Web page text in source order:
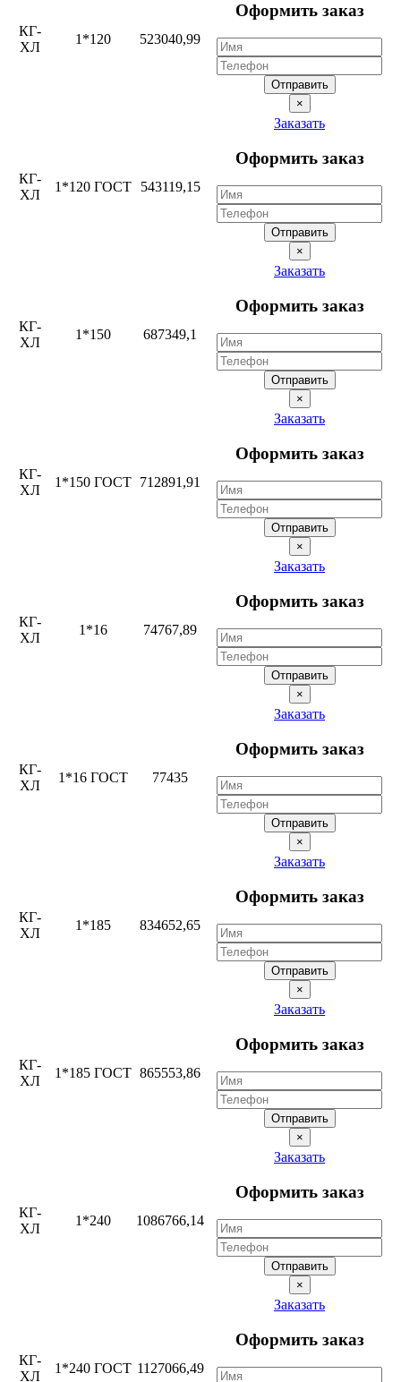
КГ-
ХЛ
1*120 523040,99
Оформить заказ
Отправить
×
КГ-
ХЛ
1*120 ГОСТ 543119,15
Заказать
Оформить заказ
Отправить
×
КГ-
ХЛ
1*150 687349,1
Заказать
Оформить заказ
Отправить
×
КГ-
ХЛ
1*150 ГОСТ 712891,91
Заказать
Оформить заказ
Отправить
×
КГ-
ХЛ
1*16 74767,89
Заказать
Оформить заказ
Отправить
×
КГ-
ХЛ
1*16 ГОСТ 77435
Заказать
Оформить заказ
Отправить
×
КГ-
ХЛ
1*185 834652,65
Заказать
Оформить заказ
Отправить
×
КГ-
ХЛ
1*185 ГОСТ 865553,86
Заказать
Оформить заказ
Отправить
×
КГ-
ХЛ
1*240 1086766,14
Заказать
Оформить заказ
Отправить
×
КГ-
ХЛ
1*240 ГОСТ 1127066,49
Заказать
Оформить заказ